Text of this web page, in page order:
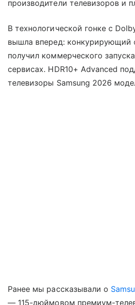
производители телевизоров и
В технологической гонке с
вышла вперед: конкурирующий
получил коммерческого
сервисах. HDR10+ Advanced
телевизоры Samsung 2026
Ранее мы рассказывали о
— 115-дюймовом премиум-